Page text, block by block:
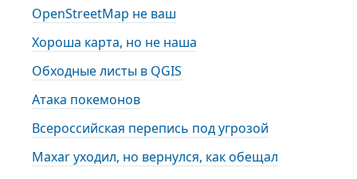
OpenStreetMap не ваш
Хороша карта, но не наша
Обходные листы в QGIS
Атака покемонов
Всероссийская перепись под угрозой
Maxar уходил, но вернулся, как обещал